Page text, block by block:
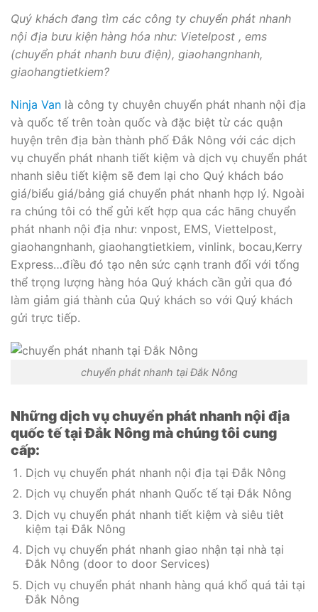
Quý khách đang tìm các công ty chuyển phát nhanh
nội địa bưu kiện hàng hóa như: Vietelpost , ems
(chuyển phát nhanh bưu điện), giaohangnhanh,
giaohangtietkiem?
Ninja Van là công ty chuyên chuyển phát nhanh nội địa
và quốc tế trên toàn quốc và đặc biệt từ các quận
huyện trên địa bàn thành phố Đắk Nông với các dịch
vụ chuyển phát nhanh tiết kiệm và dịch vụ chuyển phát
nhanh siêu tiết kiệm sẽ đem lại cho Quý khách báo
giá/biểu giá/bảng giá chuyển phát nhanh hợp lý. Ngoài
ra chúng tôi có thể gửi kết hợp qua các hãng chuyển
phát nhanh nội địa như: vnpost, EMS, Viettelpost,
giaohangnhanh, giaohangtietkiem, vinlink, bocau,Kerry
Express…điều đó tạo nên sức cạnh tranh đối với tổng
thể trọng lượng hàng hóa Quý khách cần gửi qua đó
làm giảm giá thành của Quý khách so với Quý khách
gửi trực tiếp.
chuyển phát nhanh tại Đắk Nông
Những dịch vụ chuyển phát nhanh nội địa
quốc tế tại Đắk Nông mà chúng tôi cung
cấp:
Dịch vụ chuyển phát nhanh nội địa tại Đắk Nông
Dịch vụ chuyển phát nhanh Quốc tế tại Đắk Nông
Dịch vụ chuyển phát nhanh tiết kiệm và siêu tiêt
kiệm tại Đắk Nông
Dịch vụ chuyển phát nhanh giao nhận tại nhà tại
Đắk Nông (door to door Services)
Dịch vụ chuyển phát nhanh hàng quá khổ quá tải tại
Đắk Nông